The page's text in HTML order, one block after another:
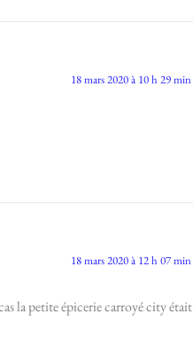
18 mars 2020 à 10 h 29 min
18 mars 2020 à 12 h 07 min
la petite épicerie carroyé city était